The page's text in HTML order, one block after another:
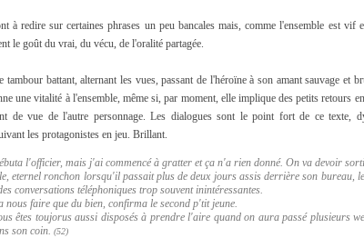
à redire sur certaines phrases un peu bancales mais, comme l'ensemble est vif
le goût du vrai, du vécu, de l'oralité partagée.
tambour battant, alternant les vues, passant de l'héroïne à son amant sauvage et
une vitalité à l'ensemble, même si, par moment, elle implique des petits retours
de vue de l'autre personnage. Les dialogues sont le point fort de ce texte,
les protagonistes en jeu. Brillant.
l'officier, mais j'ai commencé à gratter et ça n'a rien donné. On va devoir
eternel ronchon lorsqu'il passait plus de deux jours assis derrière son bureau,
conversations téléphoniques trop souvent inintéressantes.
faire que du bien, confirma le second p'tit jeune.
êtes toujorus aussi disposés à prendre l'aire quand on aura passé plusieurs
son coin. (52)